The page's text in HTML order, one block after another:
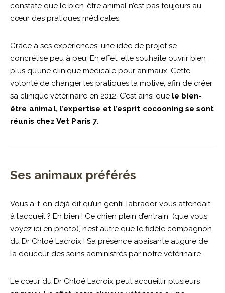
constate que le bien-être animal n’est pas toujours au
cœur des pratiques médicales.
Grâce à ses expériences, une idée de projet se
concrétise peu à peu. En effet, elle souhaite ouvrir bien
plus qu’une clinique médicale pour animaux. Cette
volonté de changer les pratiques la motive, afin de créer
sa clinique vétérinaire en 2012. C’est ainsi que le bien-
être animal, l’expertise et l’esprit cocooning se sont
réunis chez Vet Paris 7.
Ses animaux préférés
Vous a-t-on déjà dit qu’un gentil labrador vous attendait
à l’accueil ? Eh bien ! Ce chien plein d’entrain (que vous
voyez ici en photo), n’est autre que le fidèle compagnon
du Dr Chloé Lacroix ! Sa présence apaisante augure de
la douceur des soins administrés par notre vétérinaire.
Le cœur du Dr Chloé Lacroix peut accueillir plusieurs